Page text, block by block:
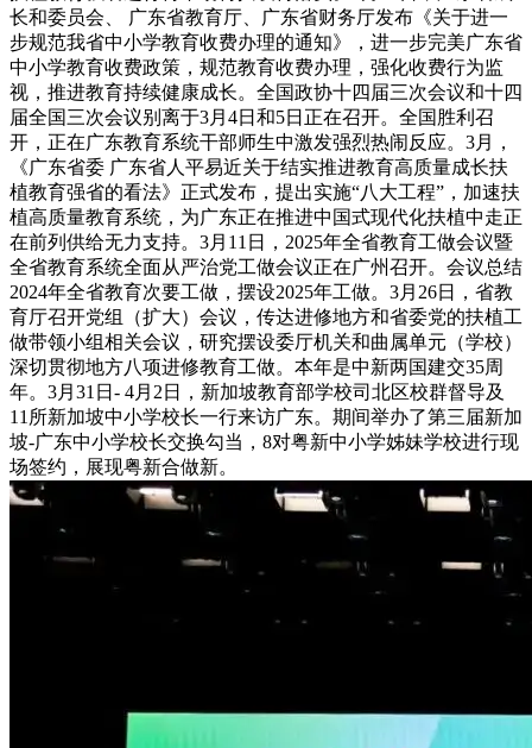
长和委员会、 广东省教育厅、广东省财务厅发布《关于进一
步规范我省中小学教育收费办理的通知》，进一步完美广东省
中小学教育收费政策，规范教育收费办理，强化收费行为监
视，推进教育持续健康成长。全国政协十四届三次会议和十四
届全国三次会议别离于3月4日和5日正在召开。全国胜利召
开，正在广东教育系统干部师生中激发强烈热闹反应。3月，
《广东省委 广东省人平易近关于结实推进教育高质量成长扶
植教育强省的看法》正式发布，提出实施“八大工程”，加速扶
植高质量教育系统，为广东正在推进中国式现代化扶植中走正
在前列供给无力支持。3月11日，2025年全省教育工做会议暨
全省教育系统全面从严治党工做会议正在广州召开。会议总结
2024年全省教育次要工做，摆设2025年工做。3月26日，省教
育厅召开党组（扩大）会议，传达进修地方和省委党的扶植工
做带领小组相关会议，研究摆设委厅机关和曲属单元（学校）
深切贯彻地方八项进修教育工做。本年是中新两国建交35周
年。3月31日- 4月2日，新加坡教育部学校司北区校群督导及
11所新加坡中小学校长一行来访广东。期间举办了第三届新加
坡-广东中小学校长交换勾当，8对粤新中小学姊妹学校进行现
场签约，展现粤新合做新。